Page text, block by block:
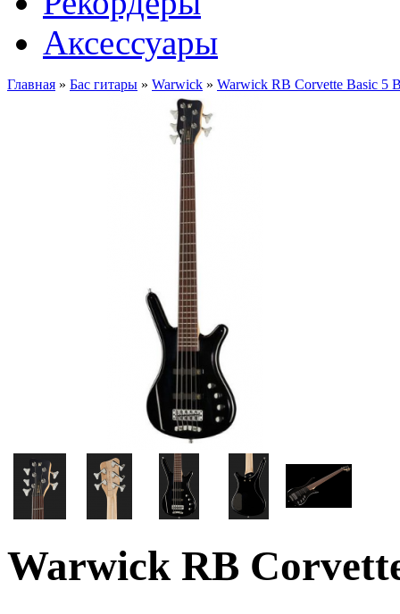
Аксессуары
Главная » Бас гитары » Warwick » Warwick RB Corvette Basic 5
Warwick RB